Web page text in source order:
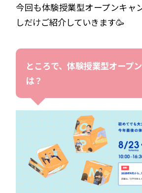
今回も体験授業型オープンキャ
しだけご紹介していきます🥳
ところで、体験授業型オープ
は？